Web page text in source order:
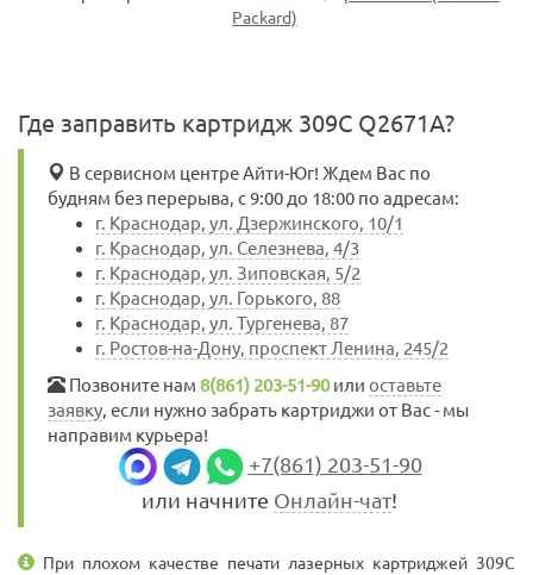
Packard)
Где заправить картридж 309C Q2671A?
В сервисном центре Айти-Юг! Ждем Вас по
будням без перерыва, с 9:00 до 18:00 по адресам:
г. Краснодар, ул. Дзержинского, 10/1
г. Краснодар, ул. Селезнева, 4/3
г. Краснодар, ул. Зиповская, 5/2
г. Краснодар, ул. Горького, 88
г. Краснодар, ул. Тургенева, 87
г. Ростов-на-Дону, проспект Ленина, 245/2
Позвоните нам 8(861) 203-51-90или оставьте
заявку, если нужно забрать картриджи от Вас - мы
направим курьера!
+7(861) 203-51-90
или начните Онлайн-чат!
При плохом качестве печати лазерных картриджей 309C